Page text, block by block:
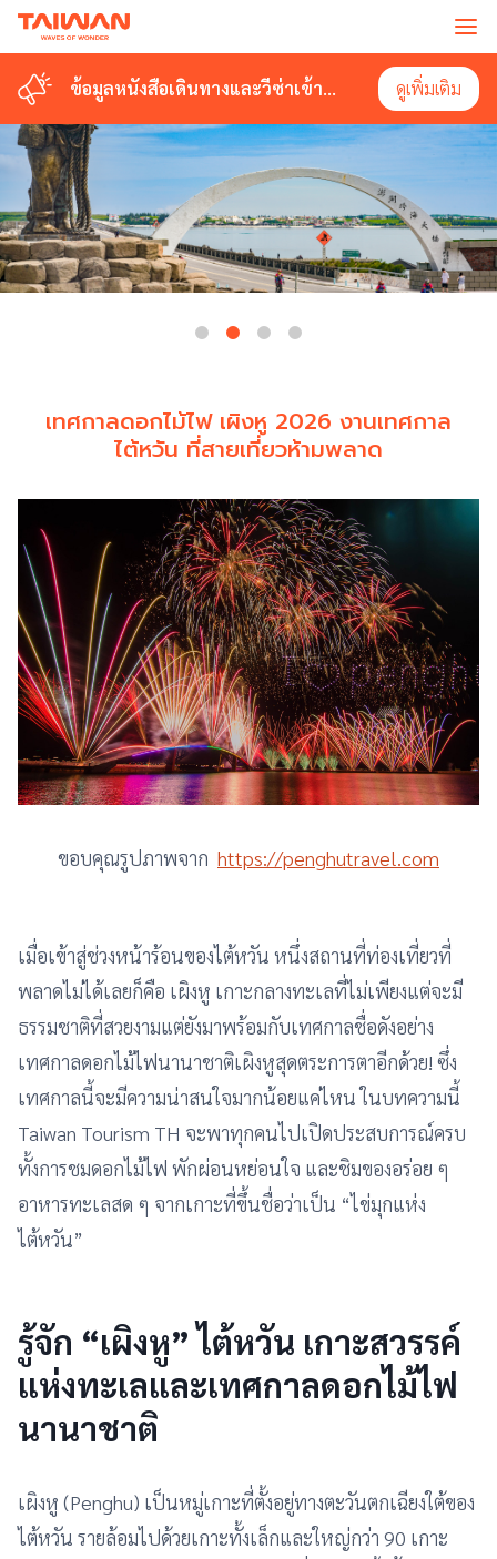
ข้อมูลหนังสือเดินทางและวีซ่าเข้า
ดูเพิ่มเติม
เทศกาลดอกไม้ไฟ เผิงหู 2026 งานเทศกาล
ไต้หวัน ที่สายเที่ยวห้ามพลาด
ขอบคุณรูปภาพจาก https://penghutravel.com
เมื่อเข้าสู่ช่วงหน้าร้อนของไต้หวัน หนึ่งสถานที่ท่องเที่ยวที่
พลาดไม่ได้เลยก็คือ เผิงหู เกาะกลางทะเลที่ไม่เพียงแต่จะมี
ธรรมชาติที่สวยงามแต่ยังมาพร้อมกับเทศกาลชื่อดังอย่าง
เทศกาลดอกไม้ไฟนานาชาติเผิงหูสุดตระการตาอีกด้วย! ซึ่ง
เทศกาลนี้จะมีความน่าสนใจมากน้อยแค่ไหน ในบทความนี้
Taiwan Tourism TH จะพาทุกคนไปเปิดประสบการณ์ครบ
ทั้งการชมดอกไม้ไฟ พักผ่อนหย่อนใจ และชิมของอร่อย ๆ
อาหารทะเลสด ๆ จากเกาะที่ขึ้นชื่อว่าเป็น “ไข่มุกแห่ง
ไต้หวัน”
รู้จัก “เผิงหู” ไต้หวัน เกาะสวรรค์
แห่งทะเลและเทศกาลดอกไม้ไฟ
นานาชาติ
เผิงหู (Penghu) เป็นหมู่เกาะที่ตั้งอยู่ทางตะวันตกเฉียงใต้ของ
ไต้หวัน รายล้อมไปด้วยเกาะทั้งเล็กและใหญ่กว่า 90 เกาะ